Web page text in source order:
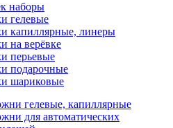
наборы
гелевые
капиллярные, линеры
на верёвке
перьевые
подарочные
шариковые
гелевые, капиллярные
для автоматических